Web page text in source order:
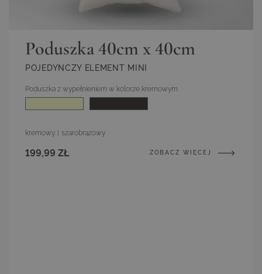
ochronna
opcjonalne)
Ochrona przed brudem i intensywnym
Poduszka 40cm x 40cm
POJEDYNCZY ELEMENT MINI
Poduszka z wypełnieniem w kolorze kremowym
Kolor
kremowy szarobrązowy
199,99 ZŁ ZOBACZ WIĘCEJ